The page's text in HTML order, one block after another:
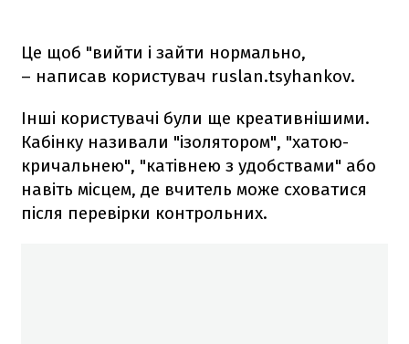
Це щоб "вийти і зайти нормально,
– написав користувач ruslan.tsyhankov.
Інші користувачі були ще креативнішими.
Кабінку називали "ізолятором", "хатою-
кричальнею", "катівнею з удобствами" або
навіть місцем, де вчитель може сховатися
після перевірки контрольних.